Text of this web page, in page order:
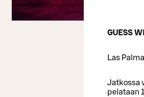
GUESS
Las
Jatkossa
pelataan